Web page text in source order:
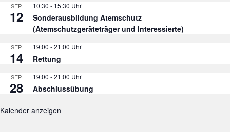
SEP.
12
10:30 - 15:30
Sonderausbildung Atemschutz
(Atemschutzgeräteträger und Interessierte)
SEP.
14
19:00 -21:00
Rettung
SEP.
28
19:00 -21:00
Abschlussübung
Kalender anzeigen